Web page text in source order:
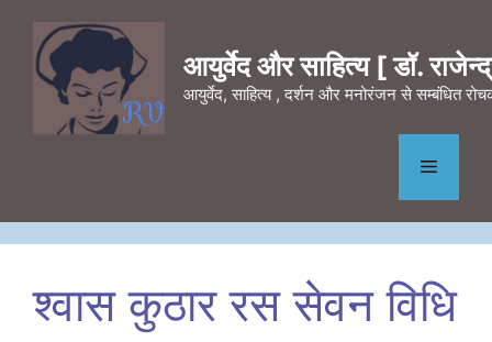
content
आयुर्वेद और साहित्य [ डॉ.
आयुर्वेद, साहित्य , दर्शन और मनोरंजन से सम्बंधित
Menu
श्वास कुठार रस सेवन विधि